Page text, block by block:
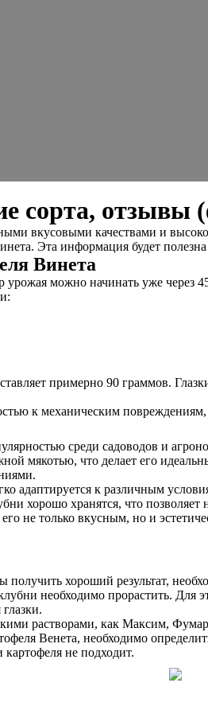
сорта, отзывы
вкусовыми качествами и
Эта информация будет
Винета
можно начинать уже через
примерно 90 граммов.
к механическим
среди садоводов и
мякотью, что делает его
адаптируется к различным
хорошо хранятся, что
не только вкусным, но и
получить хороший результат,
необходимо прорастить.
растворами, как Максим,
Венета, необходимо
не подходит.